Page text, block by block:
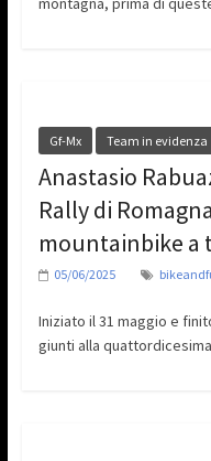
Gf-Mx Team in evidenza
Anastasio
Rally di
mountainbike a
05/06/2025
Iniziato il 31 maggio e
giunti alla